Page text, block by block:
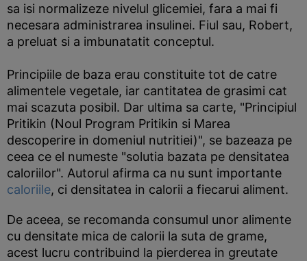
sa isi normalizeze nivelul glicemiei, fara a mai fi
necesara administrarea insulinei. Fiul sau, Robert,
a preluat si a imbunatatit conceptul.
Principiile de baza erau constituite tot de catre
alimentele vegetale, iar cantitatea de grasimi cat
mai scazuta posibil. Dar ultima sa carte, "Principiul
Pritikin (Noul Program Pritikin si Marea
descoperire in domeniul nutritiei)", se bazeaza pe
ceea ce el numeste "solutia bazata pe densitatea
caloriilor". Autorul afirma ca nu sunt importante
caloriile, ci densitatea in calorii a fiecarui aliment.
De aceea, se recomanda consumul unor alimente
cu densitate mica de calorii la suta de grame,
acest lucru contribuind la pierderea in greutate